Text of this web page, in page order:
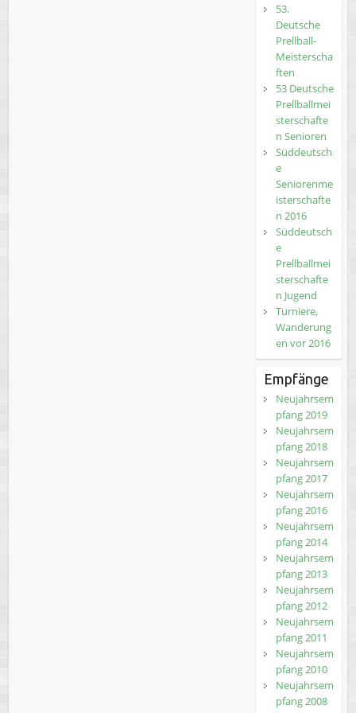
53.
Deutsche
Prellball-
Meisterscha
ften
53 Deutsche
Prellballmei
sterschafte
n Senioren
Süddeutsch
e
Seniorenme
isterschafte
n 2016
Süddeutsch
e
Prellballmei
sterschafte
n Jugend
Turniere,
Wanderung
en vor 2016
Empfänge
Neujahrsem
pfang 2019
Neujahrsem
pfang 2018
Neujahrsem
pfang 2017
Neujahrsem
pfang 2016
Neujahrsem
pfang 2014
Neujahrsem
pfang 2013
Neujahrsem
pfang 2012
Neujahrsem
pfang 2011
Neujahrsem
pfang 2010
Neujahrsem
pfang 2008